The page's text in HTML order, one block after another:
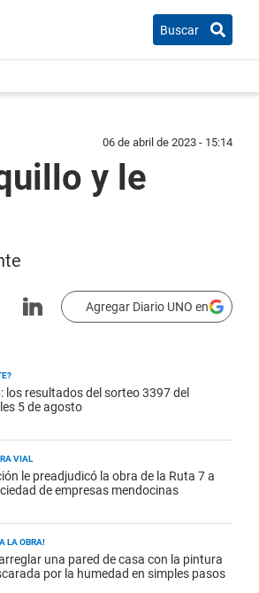
Buscar
06 de abril de 2023 - 15:14
y le
Agregar Diario UNO en
los resultados del sorteo 3397 del
5 de agosto
VIAL
le preadjudicó la obra de la Ruta 7 a
de empresas mendocinas
LA OBRA!
una pared de casa con la pintura
por la humedad en simples pasos